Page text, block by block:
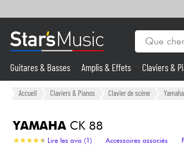
Guitares & Basses
Synthés & Sampleurs
Micros & HF
Guitares & Basses Amplis & Effets Claviers &
Accueil Claviers & Pianos Clavier de scène Yamaha
YAMAHACK 88
★★★★★
★★★★★ Lire les avis (1) Accessoires associés